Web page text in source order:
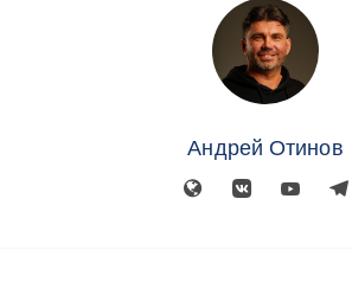
Андрей Отинов